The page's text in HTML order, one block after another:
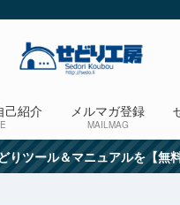
己紹介 メルマガ登録
MAILMAG
りツール＆マニュアルを【無